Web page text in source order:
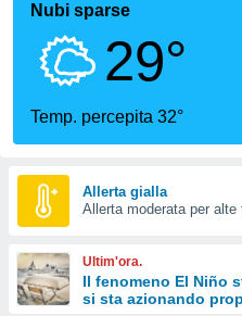
per
le
di
Web
le
Nubi sparse
29°
Temp. percepita 32°
Allerta gialla
Allerta moderata per alte
Ultim'ora.
Il fenomeno El Niño
si sta azionando